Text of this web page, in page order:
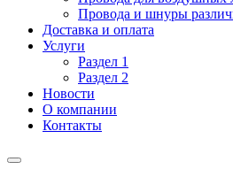
Провода и шнуры
Доставка и оплата
Услуги
Раздел 1
Раздел 2
Новости
О компании
Контакты